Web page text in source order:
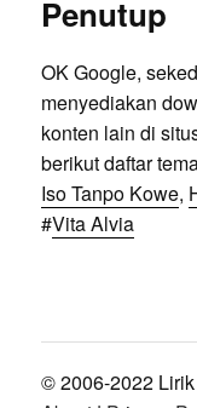
Penutup
OK Google,
menyediakan
konten lain di
berikut daftar
Iso Tanpo Kowe,
#Vita Alvia
© 2006-2022